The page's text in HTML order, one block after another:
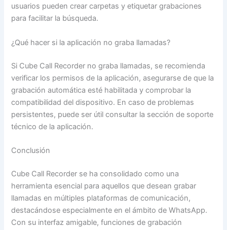
usuarios pueden crear carpetas y etiquetar grabaciones
para facilitar la búsqueda.
¿Qué hacer si la aplicación no graba llamadas?
Si Cube Call Recorder no graba llamadas, se recomienda
verificar los permisos de la aplicación, asegurarse de que la
grabación automática esté habilitada y comprobar la
compatibilidad del dispositivo. En caso de problemas
persistentes, puede ser útil consultar la sección de soporte
técnico de la aplicación.
Conclusión
Cube Call Recorder se ha consolidado como una
herramienta esencial para aquellos que desean grabar
llamadas en múltiples plataformas de comunicación,
destacándose especialmente en el ámbito de WhatsApp.
Con su interfaz amigable, funciones de grabación